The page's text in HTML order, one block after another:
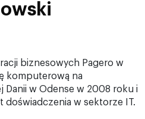
biznesowych Pagero w
komputerową na
Danii w Odense w 2008 roku i
doświadczenia w sektorze IT.